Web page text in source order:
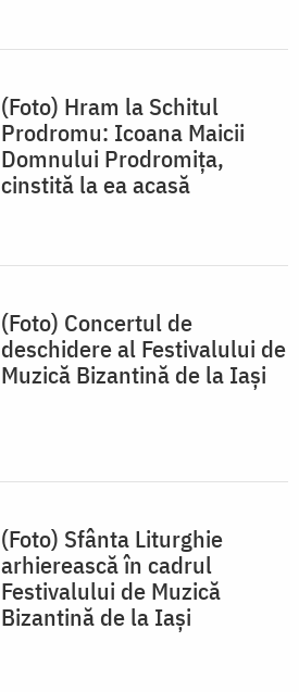
(Foto) Hram la Schitul
Prodromu: Icoana Maicii
Domnului Prodromița,
cinstită la ea acasă
(Foto) Concertul de
deschidere al Festivalului de
Muzică Bizantină de la Iași
(Foto) Sfânta Liturghie
arhierească în cadrul
Festivalului de Muzică
Bizantină de la Iași